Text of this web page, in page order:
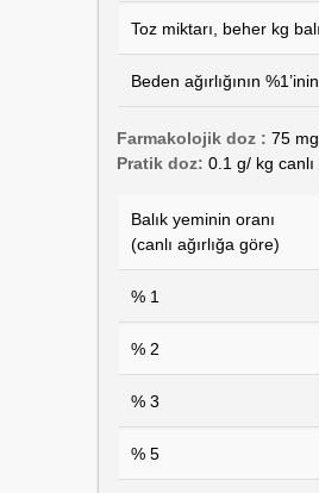
Toz miktarı, beher kg
Beden ağırlığının
Farmakolojik doz : 75
Pratik doz: 0.1 g/ kg
Balık yeminin oranı
(canlı ağırlığa göre)
% 1
% 2
% 3
% 5